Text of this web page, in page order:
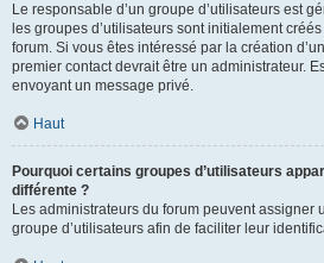
Le responsable d’un groupe d’utilisateurs est
les groupes d’utilisateurs sont initialement
forum. Si vous êtes intéressé par la création
premier contact devrait être un administrateur.
envoyant un message privé.
Haut
Pourquoi certains groupes d’utilisateurs
différente ?
Les administrateurs du forum peuvent assigner
groupe d’utilisateurs afin de faciliter leur